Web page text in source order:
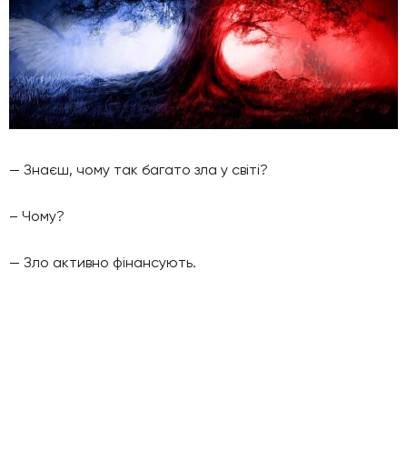
— Знаєш, чому так багато зла у світі?
– Чому?
— Зло активно фінансують.